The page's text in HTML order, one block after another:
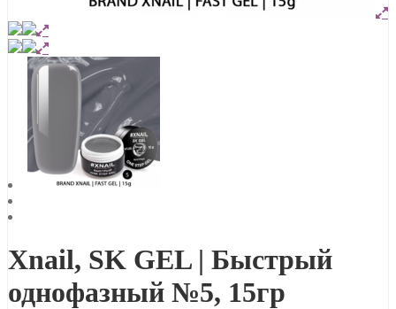
Xnail, SK GEL | Быстрый
однофазный №5, 15гр